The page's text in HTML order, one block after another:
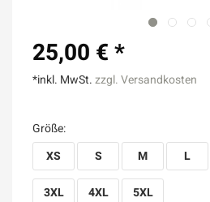
25,00 € *
*inkl. MwSt.zzgl. Versandkosten
Größe:
XS
S M L
3XL 4XL 5XL